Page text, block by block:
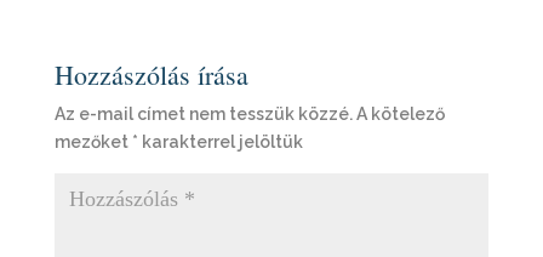
Hozzászólás írása
Az e-mail címet nem tesszük közzé. A kötelező
mezőket * karakterrel jelöltük